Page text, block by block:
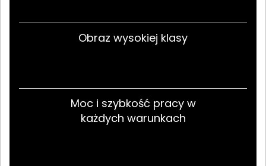
Obraz wysokiej klasy
Moc i szybkość pracy w
każdych warunkach